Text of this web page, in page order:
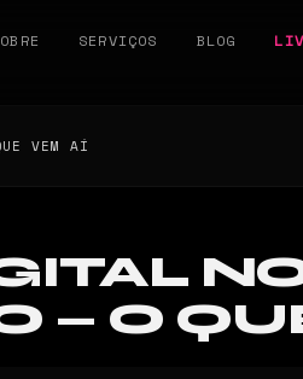
SERVIÇOS BLOG
VEM AÍ
— O